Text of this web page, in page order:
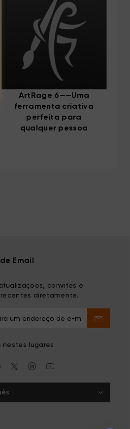
ArtRage 6——Uma
ferramenta criativa
perfeita para
qualquer pessoa
Email
convites e
diretamente.
nestes lugares